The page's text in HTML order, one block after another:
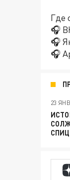
Где
🎧
🎧
🎧
23